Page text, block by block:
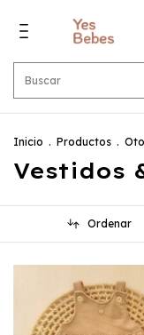
Inicio . Productos .
Vestidos
Ordenar